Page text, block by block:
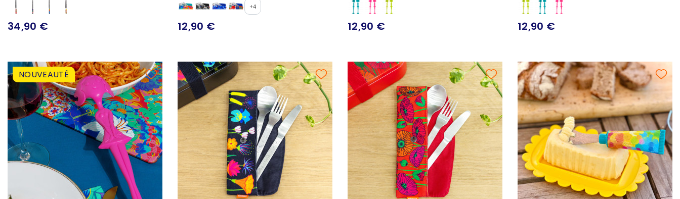
34,90 €
+4
12,90 € 12,90 € 12,90 €
NOUVEAUTÉ